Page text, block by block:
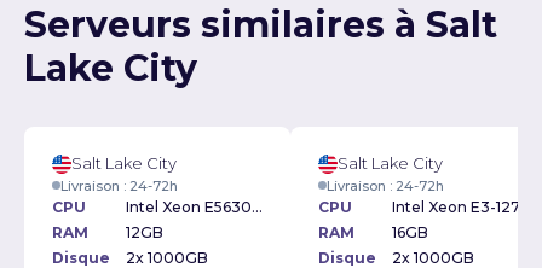
Serveurs similaires à Salt
Lake City
Salt Lake City
Livraison : 24-72h
CPU
Intel Xeon E5630 2.53GHz
RAM
12GB
Disque
2x 1000GB
Salt Lake City
Livraison : 24-72h
CPU
RAM
16GB
Disque
2x 1000GB